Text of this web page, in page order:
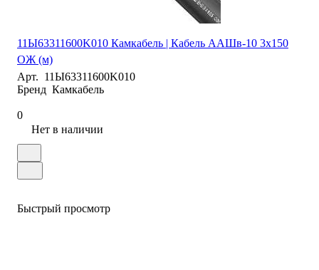
11Ы63311600K010 Камкабель | Кабель ААШв-10 3х150
ОЖ (м)
Арт. 11Ы63311600K010
Бренд Камкабель
0
Нет в наличии
Быстрый просмотр